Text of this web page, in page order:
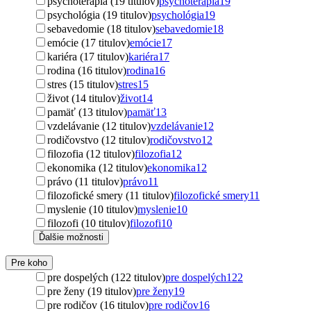
psychológia (19 titulov)psychológia19
sebavedomie (18 titulov)sebavedomie18
emócie (17 titulov)emócie17
kariéra (17 titulov)kariéra17
rodina (16 titulov)rodina16
stres (15 titulov)stres15
život (14 titulov)život14
pamäť (13 titulov)pamäť13
vzdelávanie (12 titulov)vzdelávanie12
rodičovstvo (12 titulov)rodičovstvo12
filozofia (12 titulov)filozofia12
ekonomika (12 titulov)ekonomika12
právo (11 titulov)právo11
filozofické smery (11 titulov)filozofické smery11
myslenie (10 titulov)myslenie10
filozofi (10 titulov)filozofi10
Ďalšie možnosti
Pre koho
pre dospelých (122 titulov)pre dospelých122
pre ženy (19 titulov)pre ženy19
pre rodičov (16 titulov)pre rodičov16